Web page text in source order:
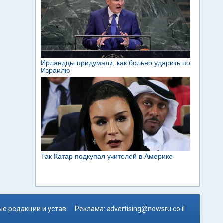
редакции и устав Реклама: advertising@newsru.co.il